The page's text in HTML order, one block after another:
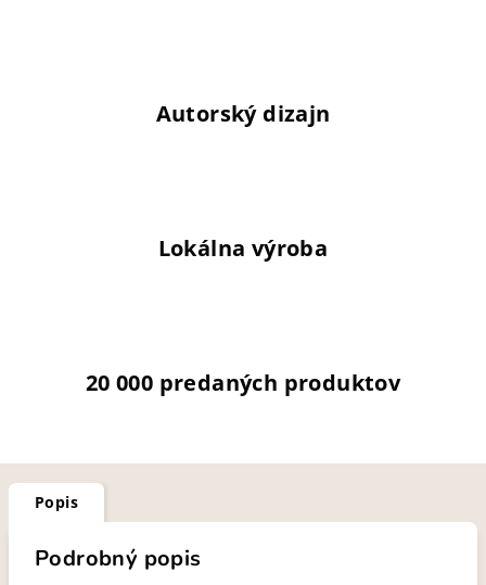
Autorský dizajn
Lokálna výroba
20 000 predaných produktov
Popis
Podrobný popis